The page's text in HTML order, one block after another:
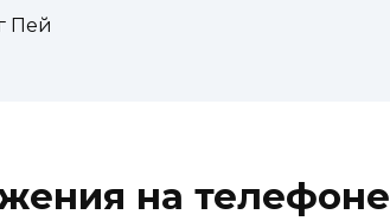
Пей
на телефоне